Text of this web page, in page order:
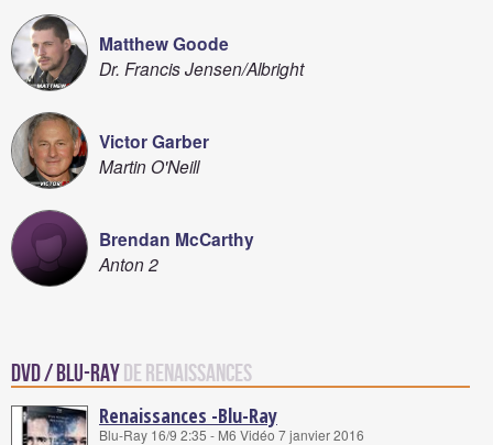
Matthew Goode
Dr. Francis Jensen/Albright
Victor Garber
Martin O'Neill
Brendan McCarthy
Anton 2
DVD / Blu-Rayde Renaissances
Renaissances -Blu-Ray
Blu-Ray 16/9 2:35 - M6 Vidéo 7 janvier 2016